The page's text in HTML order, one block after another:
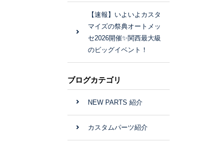
【速報】いよいよカスタ
マイズの祭典オートメッ
セ2026開催✨関西最大級
のビッグイベント！
ブログカテゴリ
NEW PARTS 紹介
カスタムパーツ紹介